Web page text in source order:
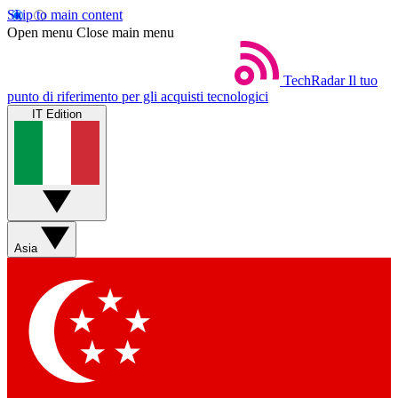
Skip to main content
Open menu Close main menu
TechRadar Il tuo
punto di riferimento per gli acquisti tecnologici
IT Edition
Asia